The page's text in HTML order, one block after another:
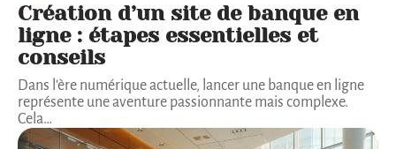
Création d’un site de banque en
ligne : étapes essentielles et
conseils
Dans l'ère numérique actuelle, lancer une banque en ligne
représente une aventure passionnante mais complexe.
Cela…